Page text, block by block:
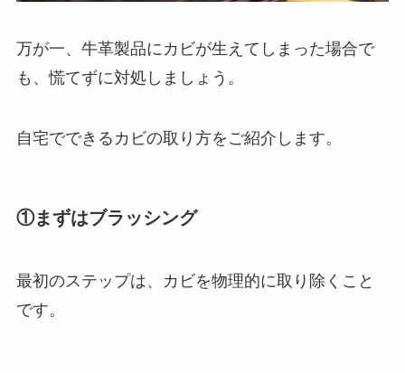
万が一、牛革製品にカビが生えてしまった場合で
も、慌てずに対処しましょう。
自宅でできるカビの取り方をご紹介します。
①まずはブラッシング
最初のステップは、カビを物理的に取り除くこと
です。